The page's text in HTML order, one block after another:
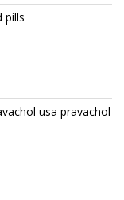
pills
usa pravachol